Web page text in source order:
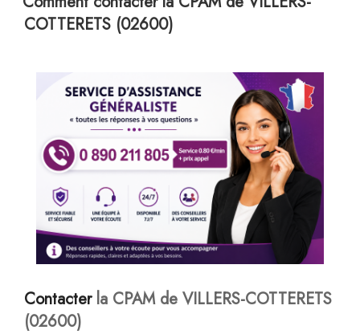
COTTERETS (02600)
Contacterla CPAM de VILLERS-COTTERETS
(02600)